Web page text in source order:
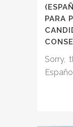
PARA
Sorry,